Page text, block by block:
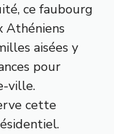
ce faubourg
Athéniens
aisées y
pour
ville.
cette